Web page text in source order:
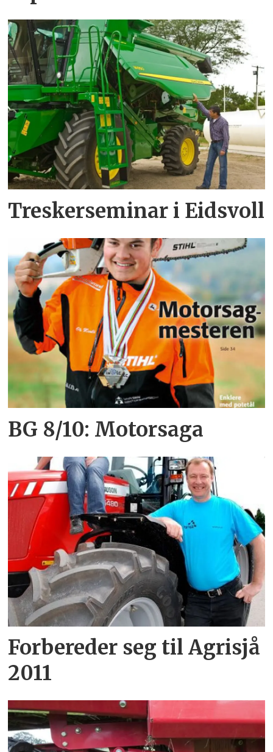
Treskerseminar i Eidsvoll
BG 8/10: Motorsaga
Forbereder seg til Agrisjå
2011